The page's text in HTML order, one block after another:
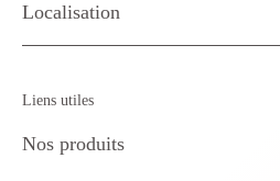
Localisation
Liens utiles
Nos produits